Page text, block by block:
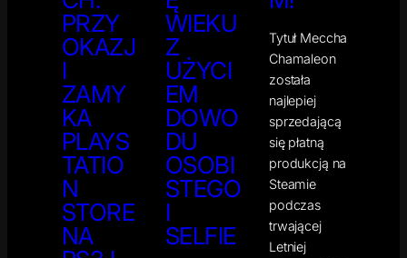
PRZY
OKAZJ
I
ZAMY
KA
PLAYS
TATIO
N
STORE
NA
WIEKU
Z
UŻYCI
EM
DOWO
DU
OSOBI
STEGO
I
SELFIE
Tytuł Meccha
Chamaleon
została
najlepiej
sprzedającą
się płatną
produkcją na
Steamie
podczas
trwającej
Letniej